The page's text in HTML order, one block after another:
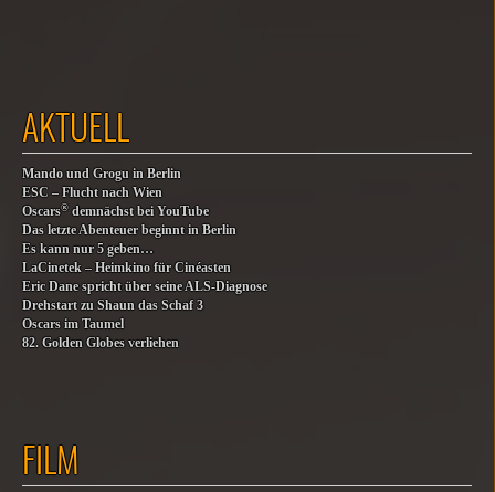
AKTUELL
Mando und Grogu in Berlin
ESC – Flucht nach Wien
Oscars® demnächst bei YouTube
Das letzte Abenteuer beginnt in Berlin
Es kann nur 5 geben…
LaCinetek – Heimkino für Cinéasten
Eric Dane spricht über seine ALS-Diagnose
Drehstart zu Shaun das Schaf 3
Oscars im Taumel
82. Golden Globes verliehen
FILM